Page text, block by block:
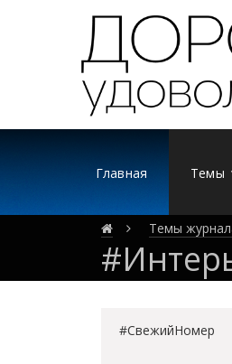
Главная Темы
Темы
#СвежийНомер